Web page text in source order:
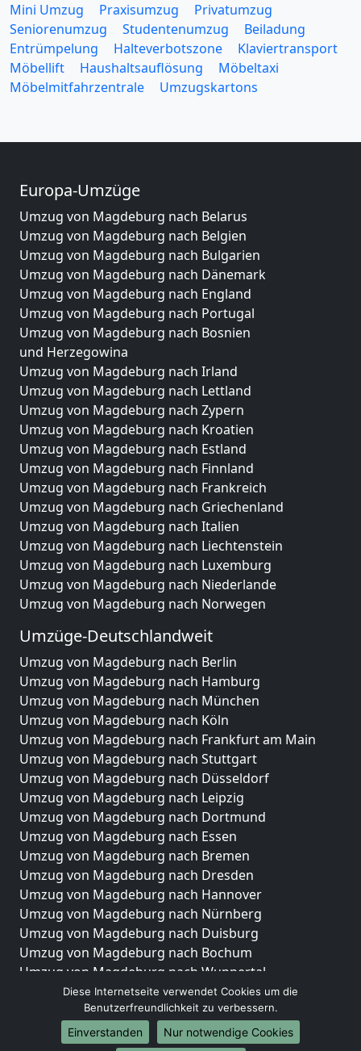
Mini Umzug
Praxisumzug
Privatumzug
Seniorenumzug
Studentenumzug
Beiladung
Entrümpelung
Halteverbotszone
Klaviertransport
Möbellift
Haushaltsauflösung
Möbeltaxi
Möbelmitfahrzentrale
Umzugskartons
Europa-Umzüge
Umzug von Magdeburg nach Belarus
Umzug von Magdeburg nach Belgien
Umzug von Magdeburg nach Bulgarien
Umzug von Magdeburg nach Dänemark
Umzug von Magdeburg nach England
Umzug von Magdeburg nach Portugal
Umzug von Magdeburg nach Bosnien
und Herzegowina
Umzug von Magdeburg nach Irland
Umzug von Magdeburg nach Lettland
Umzug von Magdeburg nach Zypern
Umzug von Magdeburg nach Kroatien
Umzug von Magdeburg nach Estland
Umzug von Magdeburg nach Finnland
Umzug von Magdeburg nach Frankreich
Umzug von Magdeburg nach Griechenland
Umzug von Magdeburg nach Italien
Umzug von Magdeburg nach Liechtenstein
Umzug von Magdeburg nach Luxemburg
Umzug von Magdeburg nach Niederlande
Umzug von Magdeburg nach Norwegen
Umzüge-Deutschlandweit
Umzug von Magdeburg nach Berlin
Umzug von Magdeburg nach Hamburg
Umzug von Magdeburg nach München
Umzug von Magdeburg nach Köln
Umzug von Magdeburg nach Frankfurt am Main
Umzug von Magdeburg nach Stuttgart
Umzug von Magdeburg nach Düsseldorf
Umzug von Magdeburg nach Leipzig
Umzug von Magdeburg nach Dortmund
Umzug von Magdeburg nach Essen
Umzug von Magdeburg nach Bremen
Umzug von Magdeburg nach Dresden
Umzug von Magdeburg nach Hannover
Umzug von Magdeburg nach Nürnberg
Umzug von Magdeburg nach Duisburg
Umzug von Magdeburg nach Bochum
Umzug von Magdeburg nach Wuppertal
Umzug von Magdeburg nach Bielefeld
Umzug von Magdeburg nach Bonn
Umzug von Magdeburg nach Münster
Diese Internetseite verwendet Cookies um die
Benutzerfreundlichkeit zu verbessern.
Einverstanden
Nur notwendige Cookies